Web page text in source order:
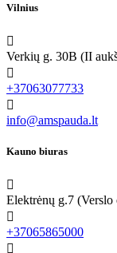
Vilnius

Verkių g. 30B (II

+37063077733

info@amspauda.lt
Kauno biuras

Elektrėnų g.7 (Verslo

+37065865000
